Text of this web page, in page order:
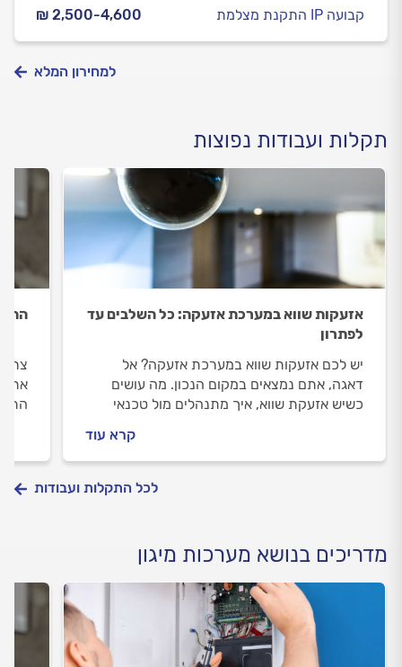
₪ 2,500-4,600 התקנת מצלמת IP קבועה
למחירון המלא
תקלות ועבודות נפוצות
אזעקות שווא במערכת אזעקה: כל השלבים עד
לפתרון
יש לכם אזעקות שווא במערכת אזעקה? אל
דאגה, אתם נמצאים במקום הנכון. מה עושים
כשיש אזעקת שווא, איך מתנהלים מול טכנאי
קרא עוד
לכל התקלות ועבודות
מדריכים בנושא מערכות מיגון